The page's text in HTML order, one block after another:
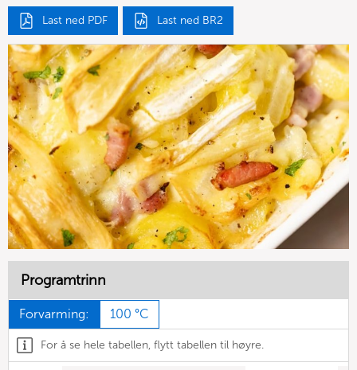
Last ned PDF Last ned BR2
Programtrinn
Forvarming: 100 °C
For å se hele tabellen, flytt tabellen til høyre.